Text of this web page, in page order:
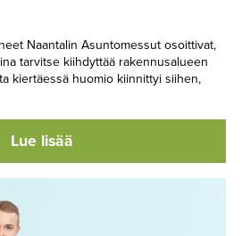
Naantalin Asuntomessut osoittivat,
tarvitse kiihdyttää rakennusalueen
kiertäessä huomio kiinnittyi siihen,
Lue lisää